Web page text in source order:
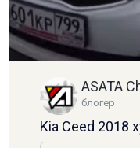
ASATA
блогер
Kia Ceed 2018